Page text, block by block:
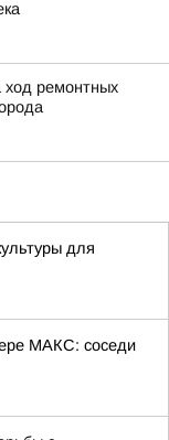
ремонтных
для
MAКС: соседи